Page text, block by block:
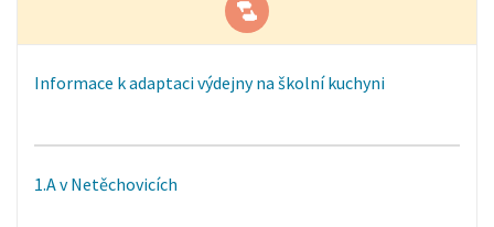
Informace k adaptaci výdejny na školní kuchyni
1.A v Netěchovicích